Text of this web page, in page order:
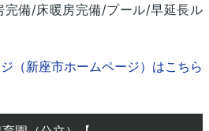
完備/床暖房完備/プール/早延長ル
（新座市ホームページ）はこちら